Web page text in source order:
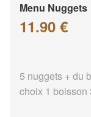
Menu Nuggets
11.90 €
5 nuggets + du
choix 1 boisson